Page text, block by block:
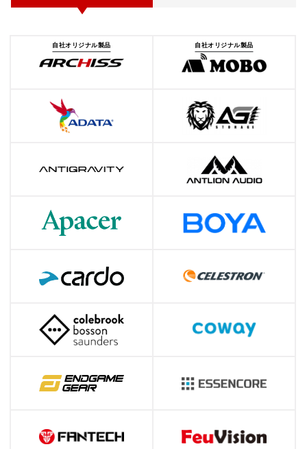
自社オリジナル製品 自社オリジナル製品